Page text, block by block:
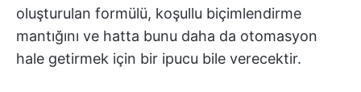
oluşturulan formülü, koşullu biçimlendirme
mantığını ve hatta bunu daha da otomasyon
hale getirmek için bir ipucu bile verecektir.